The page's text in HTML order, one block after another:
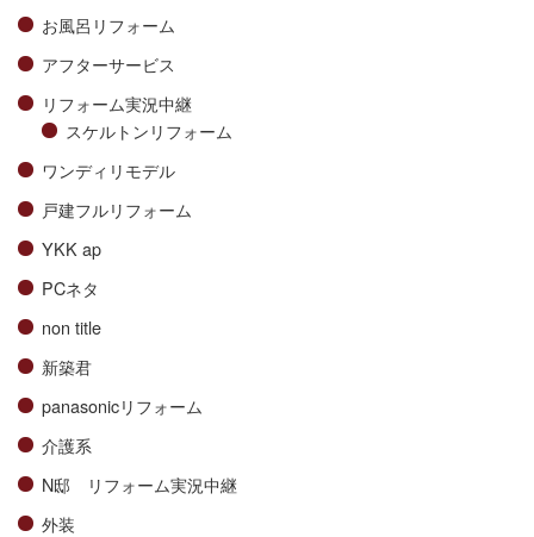
お風呂リフォーム
アフターサービス
リフォーム実況中継
スケルトンリフォーム
ワンディリモデル
戸建フルリフォーム
YKK ap
PCネタ
non title
新築君
panasonicリフォーム
介護系
N邸 リフォーム実況中継
外装